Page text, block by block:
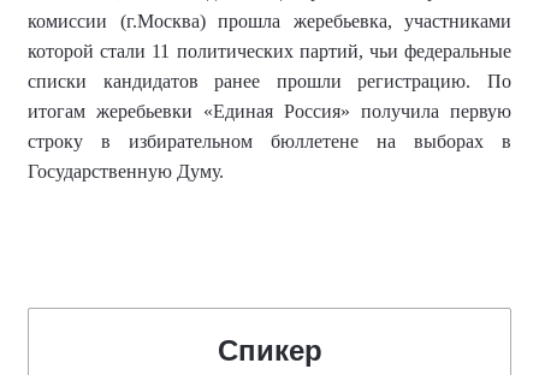
комиссии (г.Москва) прошла жеребьевка, участниками
которой стали 11 политических партий, чьи федеральные
списки кандидатов ранее прошли регистрацию. По
итогам жеребьевки «Единая Россия» получила первую
строку в избирательном бюллетене на выборах в
Государственную Думу.
Спикер